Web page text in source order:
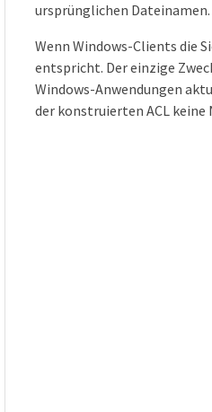
ursprünglichen Dateinamen.
Wenn Windows-Clients die
entspricht. Der einzige
Windows-Anwendungen
der konstruierten ACL keine